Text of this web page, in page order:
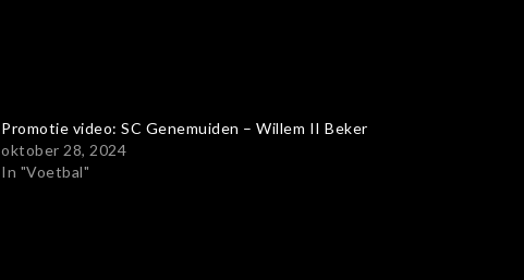
Promotie video: SC Genemuiden – Willem II Beker
oktober 28, 2024
In "Voetbal"